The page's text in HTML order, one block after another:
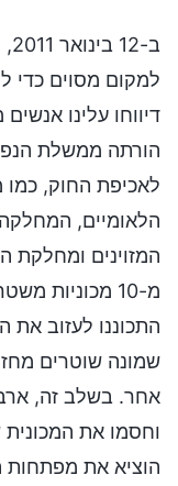
למקום מסוים כדי
דיווחו עלינו
הורתה ממשלת
לאכיפת החוק, כמו
הלאומיים,
המזוינים ומחלקת
מ-10 מכוניות
התכוננו לעזוב את
שמונה שוטרים
אחר. בשלב זה,
וחסמו את
הוציא את מפתחות